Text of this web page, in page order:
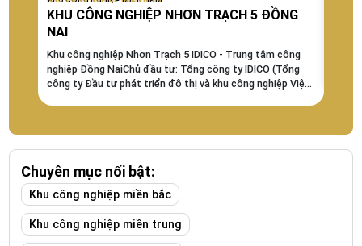
KHU CÔNG NGHIỆP NHƠN TRẠCH 5 ĐỒNG
NAI
Khu công nghiệp Nhơn Trạch 5 IDICO - Trung tâm công
nghiệp Đồng NaiChủ đầu tư: Tổng công ty IDICO (Tổng
công ty Đầu tư phát triển đô thị và khu công nghiệp Việt
Chuyên mục nổi bật:
Khu công nghiệp miền bắc
Khu công nghiệp miền trung